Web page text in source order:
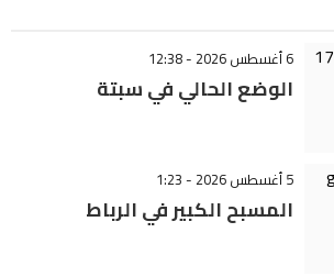
6 أغسطس 2026 - 12:38
الوضع الحالي في سبتة
5 أغسطس 2026 - 1:23
المسبح الكبير في الرباط